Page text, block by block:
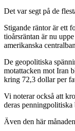
Det var segt på de
Stigande räntor är ett
tioårsräntan är nu
amerikanska
De geopolitiska
motattacken mot Iran
kring 72,3 dollar per
Vi noterar också att
deras penningpolitiska
Även den här